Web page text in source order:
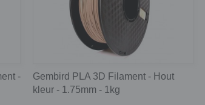
-
Gembird PLA 3D Filament - Hout
kleur - 1.75mm - 1kg